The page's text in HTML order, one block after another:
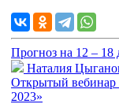
Прогноз на 12 – 18
Наталия
Открытый вебинар
2023»